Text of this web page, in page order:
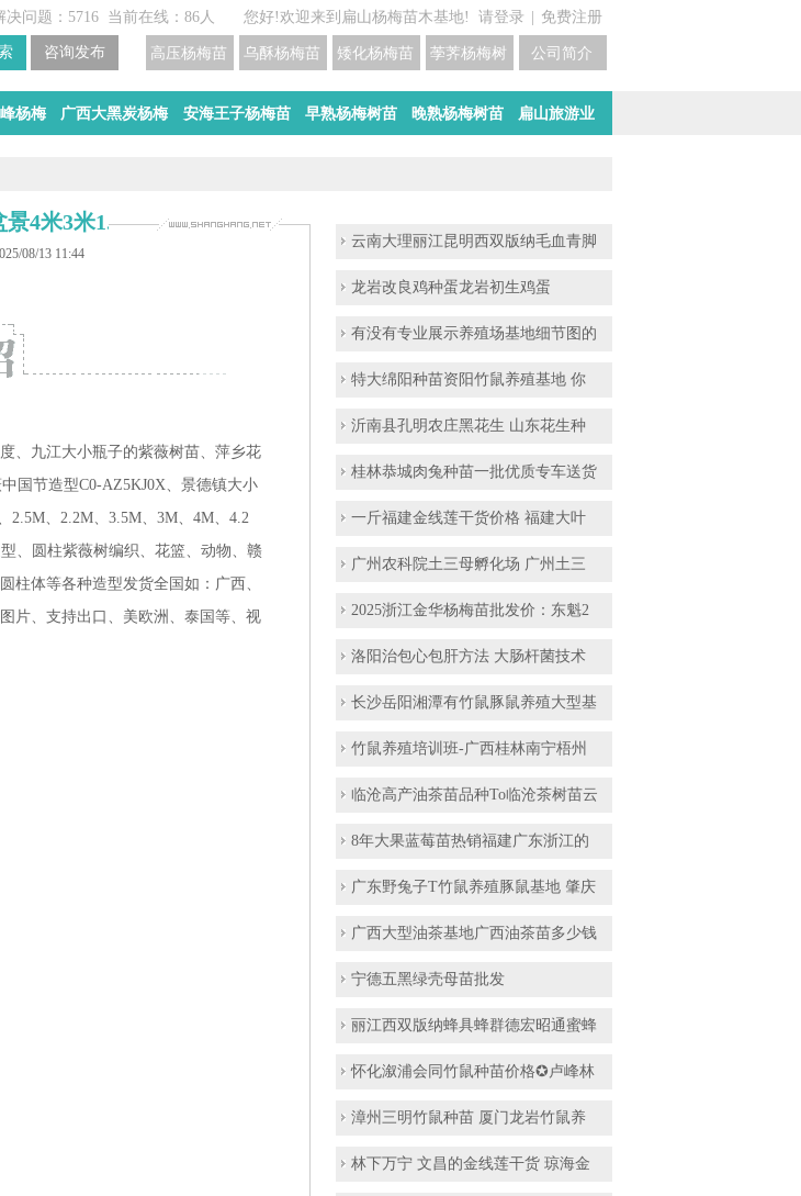
您好!欢迎来到扁山杨梅苗木基地! 请登录 免费注册
决问题：5716 当前在线：86人
公司简介
荸荠杨梅树苗培育
矮化杨梅苗价格
乌酥杨梅苗培育基地
高压杨梅苗
杨梅 广西大黑炭杨梅 安海王子杨梅苗 早熟杨梅树苗 晚熟杨梅树苗 扁山旅游业
4米3米1.8M
08/13 11:44
、九江大小瓶子的紫薇树苗、萍乡花
国节造型C0-AZ5KJ0X、景德镇大小
2.5M、2.2M、3.5M、3M、4M、4.2
、圆柱紫薇树编织、花篮、动物、赣
柱体等各种造型发货全国如：广西、
片、支持出口、美欧洲、泰国等、视
云南大理丽江昆明西双版纳毛血青脚
龙岩改良鸡种蛋龙岩初生鸡蛋
有没有专业展示养殖场基地细节图的
特大绵阳种苗资阳竹鼠养殖基地 你
沂南县孔明农庄黑花生 山东花生种
桂林恭城肉兔种苗一批优质专车送货
一斤福建金线莲干货价格 福建大叶
广州农科院土三母孵化场 广州土三
2025浙江金华杨梅苗批发价：东魁2
洛阳治包心包肝方法 大肠杆菌技术
长沙岳阳湘潭有竹鼠豚鼠养殖大型基
竹鼠养殖培训班-广西桂林南宁梧州
临沧高产油茶苗品种To临沧茶树苗云
8年大果蓝莓苗热销福建广东浙江的
广东野兔子T竹鼠养殖豚鼠基地 肇庆
广西大型油茶基地广西油茶苗多少钱
宁德五黑绿壳母苗批发
丽江西双版纳蜂具蜂群德宏昭通蜜蜂
怀化溆浦会同竹鼠种苗价格✪卢峰林
漳州三明竹鼠种苗 厦门龙岩竹鼠养
林下万宁 文昌的金线莲干货 琼海金